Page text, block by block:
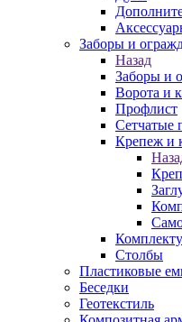
Заборы и
Назад
Заборы и
Ворота и
Профлист
Сетчатые
Крепеж и
Столбы
Пластиковые
Беседки
Геотекстиль